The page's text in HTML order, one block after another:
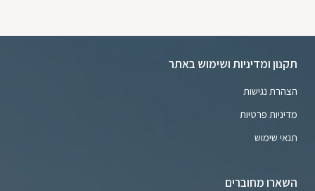
תקנון ומדיניות ושימוש באתר
הצהרת נגישות
מדיניות פרטיות
תנאי שימוש
השארו מחוברים